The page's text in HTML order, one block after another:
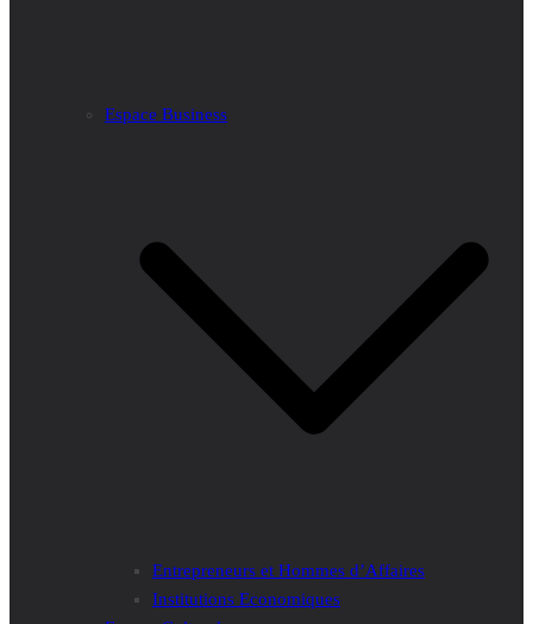
Espace Business
Entrepreneurs et Hommes d’Affaires
Institutions Economiques